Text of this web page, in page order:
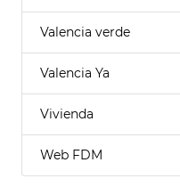
Valencia verde
Valencia Ya
Vivienda
Web FDM